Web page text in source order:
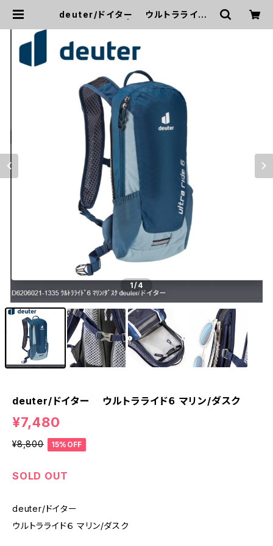
deuter/ドイター ウルトラライド６
1/4
deuter/ドイター ウルトラライド６ マリン/ダスク
¥7,480
¥8,800 15%OFF
SOLD OUT
deuter/ドイター
ウルトラライド６ マリン/ダスク